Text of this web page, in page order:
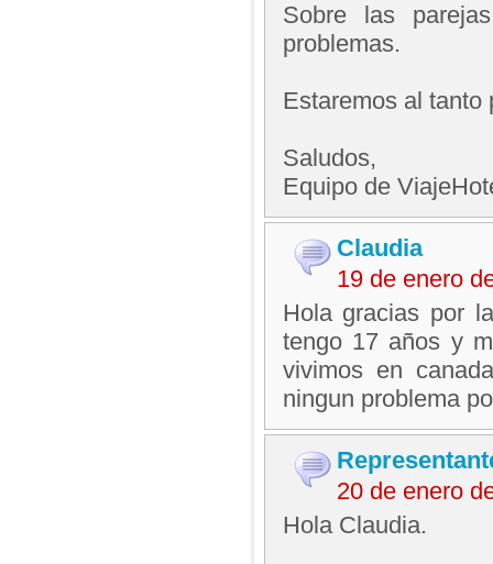
Sobre las
problemas.
Estaremos al tanto
Saludos,
Equipo de
Claudia
19 de enero
Hola gracias por
tengo 17 años y
vivimos en
ningun problema
20 de enero
Hola Claudia.